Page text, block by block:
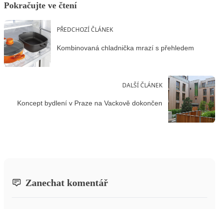
Pokračujte ve čtení
PŘEDCHOZÍ ČLÁNEK
Kombinovaná chladnička mrazí s přehledem
DALŠÍ ČLÁNEK
Koncept bydlení v Praze na Vackově dokončen
Zanechat komentář